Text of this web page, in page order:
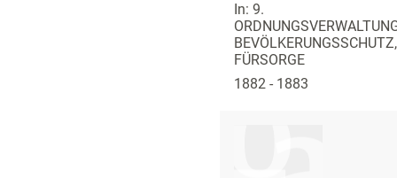
In: 9.
BEVÖLKERUNGSSCHUTZ,
FÜRSORGE
1882 - 1883